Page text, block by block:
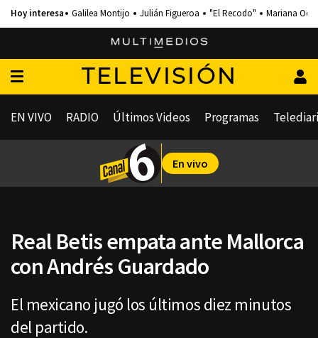
Galilea Montijo Julián Figueroa "El Recodo" Mariana
TELEVISIÓN
EN VIVO RADIO Últimos Videos Programas
En vivo
Real Betis empata ante Mallorca
con Andrés Guardado
El mexicano jugó los últimos diez minutos
del partido.